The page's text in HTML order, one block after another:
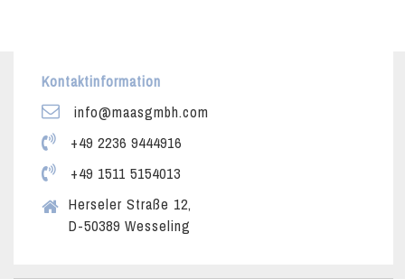
Kontaktinformation
info@maasgmbh.com
+49 2236 9444916
+49 1511 5154013
Herseler Straße 12,
D-50389 Wesseling